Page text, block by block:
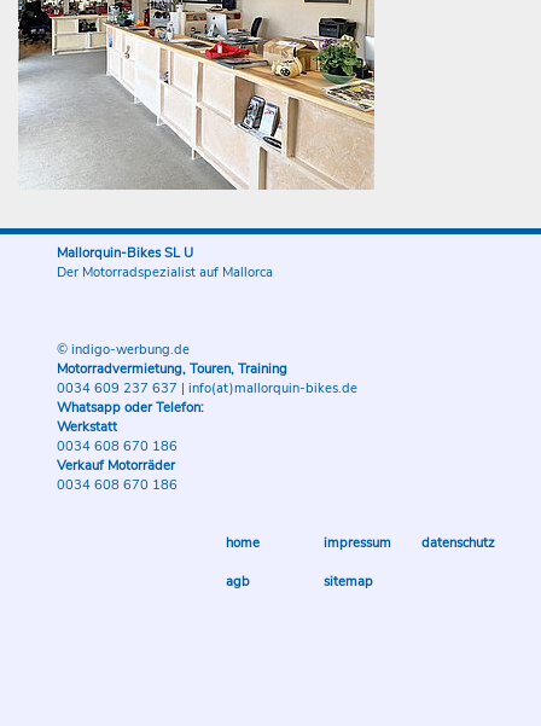
Mallorquin-Bikes SL U
Der Motorradspezialist auf Mallorca
© indigo-werbung.de
Motorradvermietung, Touren, Training
0034 609 237 637 | info(at)mallorquin-bikes.de
Whatsapp oder Telefon:
Werkstatt
0034 608 670 186
Verkauf Motorräder
0034 608 670 186
home impressum datenschutz
agb sitemap